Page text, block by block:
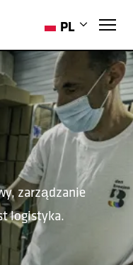
PL
EN
HR
ES
PT-PT
UK
zarządzanie
logistyka.